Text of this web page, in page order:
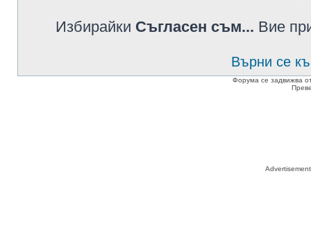
Избирайки Съгласен съм... Вие
Върни се
Форума се задвижва